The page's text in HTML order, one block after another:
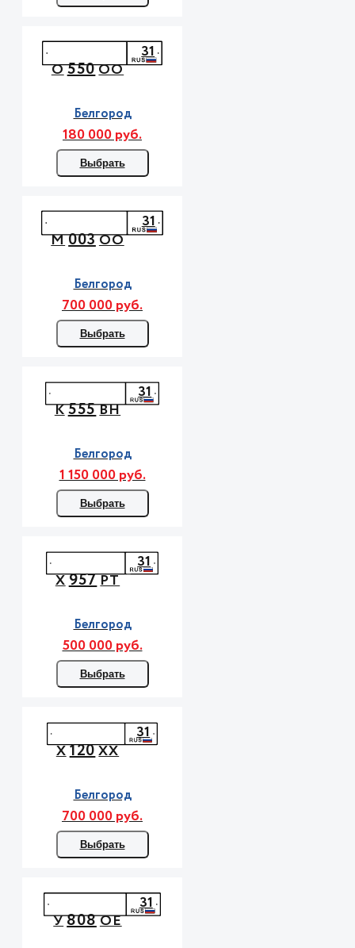
О550ОО
31
Белгород
180 000 руб.
Выбрать
М003ОО
31
Белгород
700 000 руб.
Выбрать
К555ВН
31
Белгород
1 150 000 руб.
Выбрать
Х957РТ
31
Белгород
500 000 руб.
Выбрать
Х120ХХ
31
Белгород
700 000 руб.
Выбрать
У808ОЕ
31